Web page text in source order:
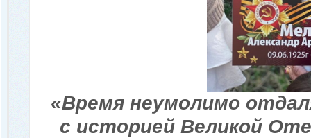
«Время неумолимо
с историей Великой